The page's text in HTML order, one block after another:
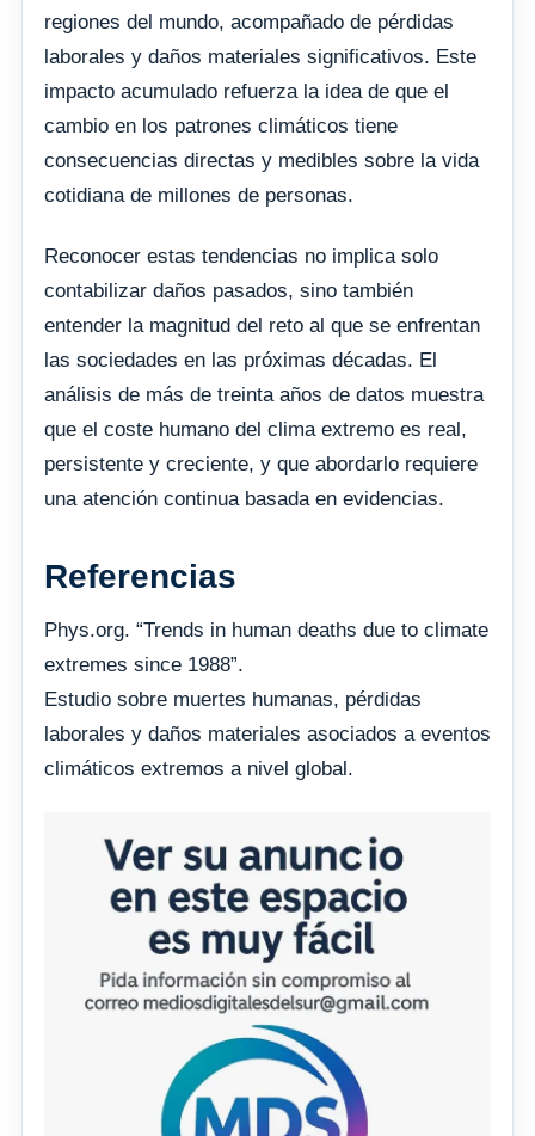
regiones del mundo, acompañado de pérdidas
laborales y daños materiales significativos. Este
impacto acumulado refuerza la idea de que el
cambio en los patrones climáticos tiene
consecuencias directas y medibles sobre la vida
cotidiana de millones de personas.
Reconocer estas tendencias no implica solo
contabilizar daños pasados, sino también
entender la magnitud del reto al que se enfrentan
las sociedades en las próximas décadas. El
análisis de más de treinta años de datos muestra
que el coste humano del clima extremo es real,
persistente y creciente, y que abordarlo requiere
una atención continua basada en evidencias.
Referencias
Phys.org. “Trends in human deaths due to climate
extremes since 1988”.
Estudio sobre muertes humanas, pérdidas
laborales y daños materiales asociados a eventos
climáticos extremos a nivel global.